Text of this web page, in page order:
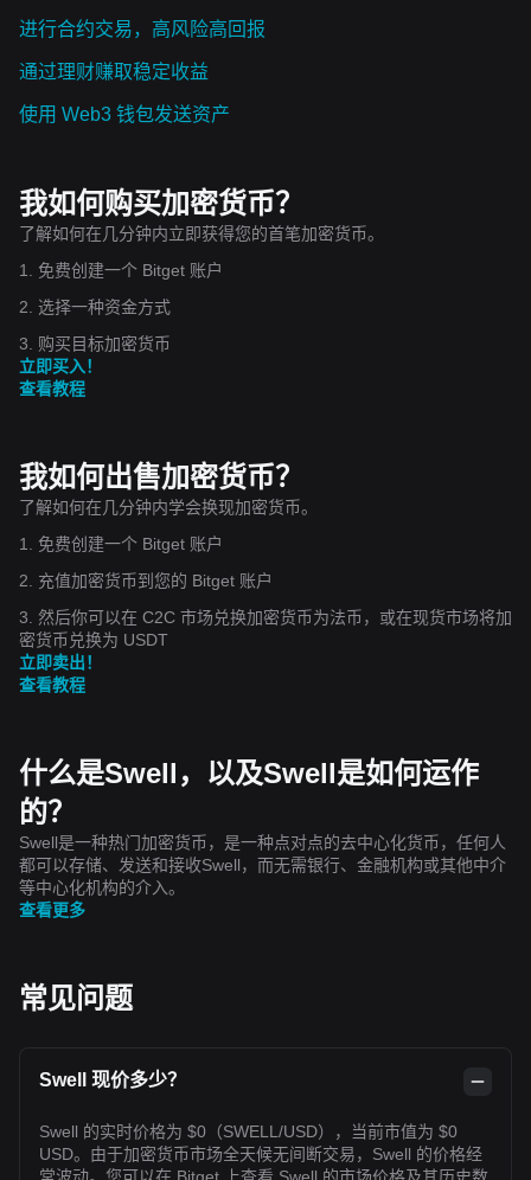
进行合约交易，高风险高回报
通过理财赚取稳定收益
使用 Web3 钱包发送资产
我如何购买加密货币？
了解如何在几分钟内立即获得您的首笔加密货币。
1. 免费创建一个 Bitget 账户
2. 选择一种资金方式
3. 购买目标加密货币
立即买入！
查看教程
我如何出售加密货币？
了解如何在几分钟内学会换现加密货币。
1. 免费创建一个 Bitget 账户
2. 充值加密货币到您的 Bitget 账户
3. 然后你可以在 C2C 市场兑换加密货币为法币，或在现货市场将加
密货币兑换为 USDT
立即卖出！
查看教程
什么是Swell，以及Swell是如何运作
的？
Swell是一种热门加密货币，是一种点对点的去中心化货币，任何人
都可以存储、发送和接收Swell，而无需银行、金融机构或其他中介
等中心化机构的介入。
查看更多
常见问题
Swell 现价多少？
Swell 的实时价格为 $0（SWELL/USD），当前市值为 $0
USD。由于加密货币市场全天候无间断交易，Swell 的价格经
常波动。您可以在 Bitget 上查看 Swell 的市场价格及其历史数